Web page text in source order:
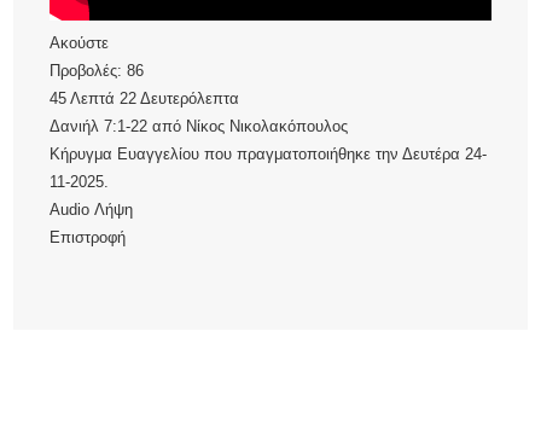
Ακούστε
Προβολές:86
45 Λεπτά 22 Δευτερόλεπτα
Δανιήλ 7:1-22 από Νίκος Νικολακόπουλος
Κήρυγμα Ευαγγελίου που πραγματοποιήθηκε την Δευτέρα 24-
11-2025.
Audio Λήψη
Επιστροφή